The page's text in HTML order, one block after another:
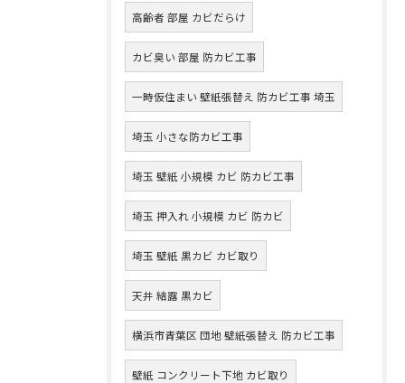
高齢者 部屋 カビだらけ
カビ臭い 部屋 防カビ工事
一時仮住まい 壁紙張替え 防カビ工事 埼玉
埼玉 小さな防カビ工事
埼玉 壁紙 小規模 カビ 防カビ工事
埼玉 押入れ 小規模 カビ 防カビ
埼玉 壁紙 黒カビ カビ取り
天井 結露 黒カビ
横浜市青葉区 団地 壁紙張替え 防カビ工事
壁紙 コンクリート下地 カビ取り